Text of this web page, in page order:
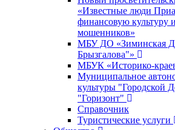
«Известные люди
финансовую культуру
мошенников»
МБУ ДО «Зиминская
Брызгалова"»
МБУК «Историко-
Муниципальное
культуры "Городской
"Горизонт"
Справочник
Туристические услуги